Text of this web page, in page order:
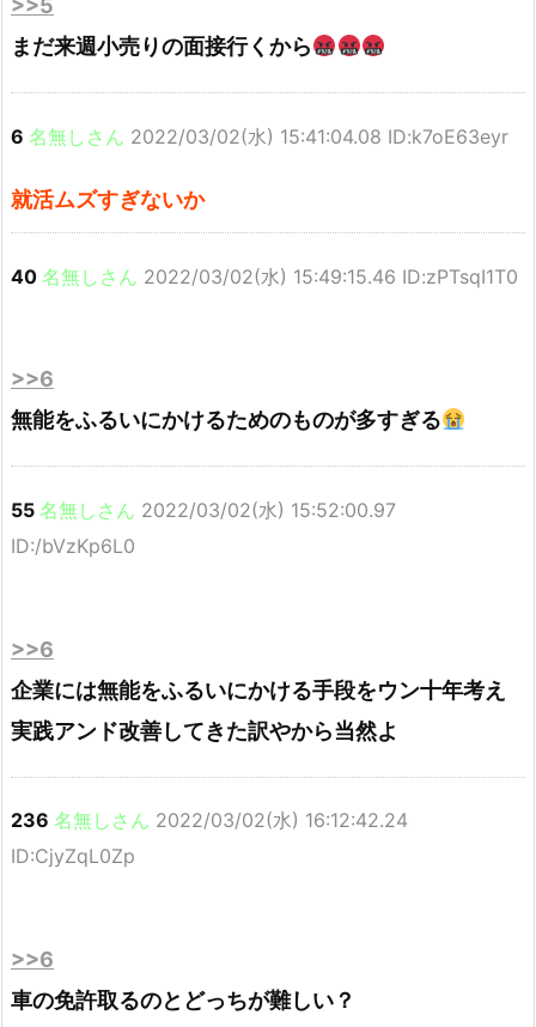
>>5
まだ来週小売りの面接行くから
6 名無しさん 2022/03/02(水) 15:41:04.08 ID:k7oE63eyr
就活ムズすぎないか
40 名無しさん 2022/03/02(水) 15:49:15.46 ID:zPTsqI1T0
>>6
無能をふるいにかけるためのものが多すぎる
55 名無しさん 2022/03/02(水) 15:52:00.97
ID:/bVzKp6L0
>>6
企業には無能をふるいにかける手段をウン十年考え
実践アンド改善してきた訳やから当然よ
236 名無しさん 2022/03/02(水) 16:12:42.24
ID:CjyZqL0Zp
>>6
車の免許取るのとどっちが難しい？